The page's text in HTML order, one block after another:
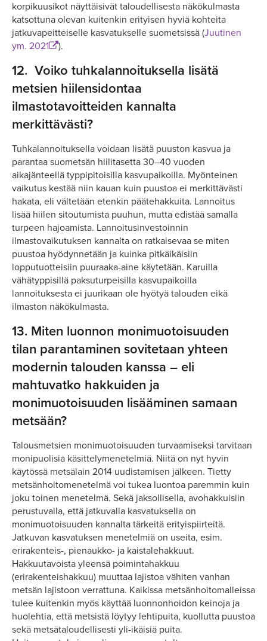
korpikuusikot näyttäisivät taloudellisesta näkökulmasta
katsottuna olevan kuitenkin erityisen hyviä kohteita
jatkuvapeitteiselle kasvatukselle suometsissä (Juutinen
ym. 2021
).
12. Voiko tuhkalannoituksella lisätä
metsien hiilensidontaa
ilmastotavoitteiden kannalta
merkittävästi?
Tuhkalannoituksella voidaan lisätä puuston kasvua ja
parantaa suometsän hiilitasetta 30–40 vuoden
aikajänteellä typpipitoisilla kasvupaikoilla. Myönteinen
vaikutus kestää niin kauan kuin puustoa ei merkittävästi
hakata, eli vältetään etenkin päätehakkuita. Lannoitus
lisää hiilen sitoutumista puuhun, mutta edistää samalla
turpeen hajoamista. Lannoitusinvestoinnin
ilmastovaikutuksen kannalta on ratkaisevaa se miten
puustoa hyödynnetään ja kuinka pitkäikäisiin
lopputuotteisiin puuraaka-aine käytetään. Karuilla
vähätyppisillä paksuturpeisilla kasvupaikoilla
lannoituksesta ei juurikaan ole hyötyä talouden eikä
ilmaston näkökulmasta.
13. Miten luonnon monimuotoisuuden
tilan parantaminen sovitetaan yhteen
modernin talouden kanssa – eli
mahtuvatko hakkuiden ja
monimuotoisuuden lisääminen samaan
metsään?
Talousmetsien monimuotoisuuden turvaamiseksi tarvitaan
monipuolisia käsittelymenetelmiä. Niitä on nyt hyvin
käytössä metsälain 2014 uudistamisen jälkeen. Tietty
metsänhoitomenetelmä voi tukea luontoa paremmin kuin
joku toinen menetelmä. Sekä jaksollisella, avohakkuisiin
perustuvalla, että jatkuvalla kasvatuksella on
monimuotoisuuden kannalta tärkeitä erityispiirteitä.
Jatkuvan kasvatuksen menetelmiä on useita, esim.
erirakenteis-, pienaukko- ja kaistalehakkuut.
Hakkuutavoista yleensä poimintahakkuu
(erirakenteishakkuu) muuttaa lajistoa vähiten vanhan
metsän lajistoon verrattuna. Kaikissa metsänhoitomalleissa
tulee kuitenkin myös käyttää luonnonhoidon keinoja ja
huolehtia, että metsistä löytyy lehtipuita, kuollutta puustoa
sekä metsätaloudellisesti yli-ikäisiä puita.